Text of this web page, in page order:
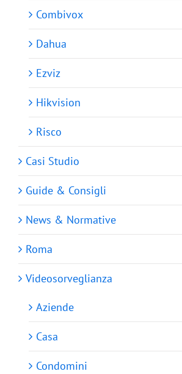
Combivox
Dahua
Ezviz
Hikvision
Risco
Casi Studio
Guide & Consigli
News & Normative
Roma
Videosorveglianza
Aziende
Casa
Condomini